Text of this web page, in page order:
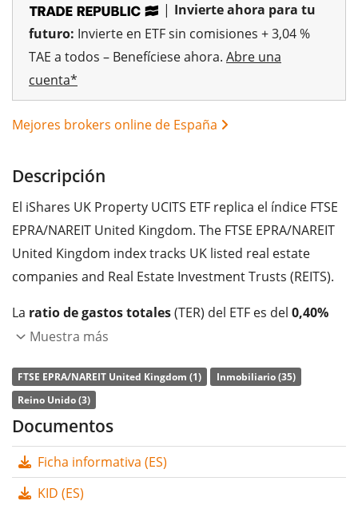
| Invierte ahora para tu
futuro: Invierte en ETF sin comisiones + 3,04 %
TAE a todos – Benefíciese ahora. Abre una
cuenta*
Mejores brokers online de España
Descripción
El iShares UK Property UCITS ETF replica el índice FTSE
EPRA/NAREIT United Kingdom. The FTSE EPRA/NAREIT
United Kingdom index tracks UK listed real estate
companies and Real Estate Investment Trusts (REITS).
La ratio de gastos totales(TER) del ETF es del 0,40%
p.a.. El iShares UK Property UCITS ETF es el único ETF
El ETF replica la rentabilidad del índice subyacente
comprando todos los componentes del índice (réplica
completa). Los dividendos del ETF se
inversores (Trimestral).
El iShares UK Property UCITS ETF es un ETF grande con
Muestra más
FTSE EPRA/NAREIT United Kingdom (1)
Inmobiliario (35)
Reino Unido (3)
Documentos
Ficha informativa (ES)
KID (ES)